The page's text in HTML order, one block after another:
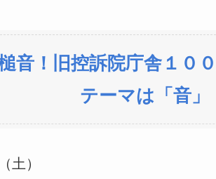
音！旧控訴院庁舎１０
テーマは「音」
土）